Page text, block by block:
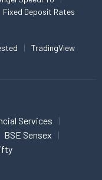
Fixed Deposit Rates
TradingView
Services
BSE Sensex